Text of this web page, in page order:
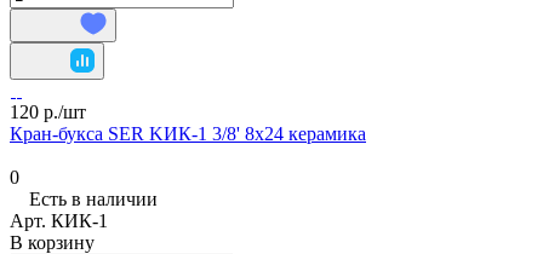
120 р./шт
Кран-букса SER KИК-1 3/8' 8х24 керамика
0
Есть в наличии
Арт. КИК-1
В корзину